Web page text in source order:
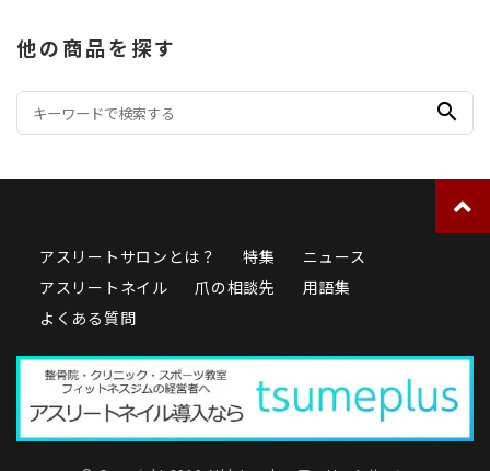
他の商品を探す
search
アスリートサロンとは？ 特集
ニュース
アスリートネイル
爪の相談先
用語集
よくある質問